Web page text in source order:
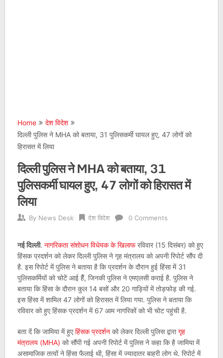
Home
देश विदेश
दिल्ली पुलिस ने MHA को बताया, 31 पुलिसकर्मी घायल हुए, 47 लोगों को
हिरासत में लिया
दिल्ली पुलिस ने MHA को बताया, 31
पुलिसकर्मी घायल हुए, 47 लोगों को हिरासत में
लिया
By News Desk देश विदेश 0 Comments
नई दिल्ली. नागरिकता संशोधन विधेयक के खिलाफरविवार (15 दिसंबर) को हुए
हिंसक प्रदर्शन को लेकर दिल्ली पुलिस ने गृह मंत्रालय को अपनी रिपोर्ट सौंप दी
है. इस रिपोर्ट में पुलिस ने बताया है कि प्रदर्शन के दौरान हुई हिंसा में 31
पुलिसकर्मियों को चोटें आई हैैं, जिनकी पुलिस ने एमएलसी कराई है. पुलिस ने
बताया कि हिंसा के दौरान कुल 14 बसों और 20 गाड़ियों में तोड़फोड़ की गई.
इस हिंसा में शामिल 47 लोगों को हिरासत में लिया गया. पुलिस ने बताया कि
रविवार को हुए हिंसक प्रदर्शन में 67 आम नागरिकों को भी चोट पहुंची है.
बता दें कि जामिया में हुए हिंसक प्रदर्शनको लेकर दिल्ली पुलिस द्वारागृह
मंत्रालय (MHA) को सौंपी गई अपनी रिपोर्ट में पुलिस ने कहा कि है जामिया में
असामाजिक तत्वों ने हिंसा फैलाई थी, हिंसा में ज्यादातर बाहरी लोग थे. रिपोर्ट में